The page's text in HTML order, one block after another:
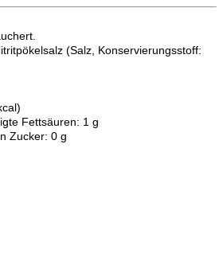
(Salz, Konservierungsstoff:
Fettsäuren: 1 g
Zucker: 0 g